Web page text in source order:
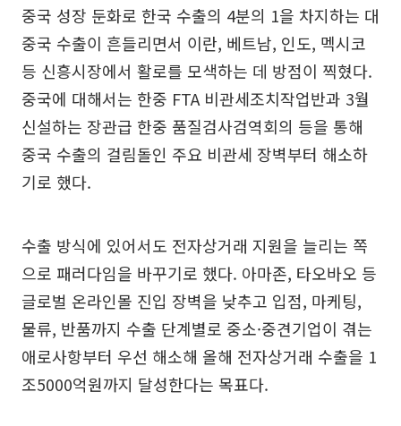
중국 성장 둔화로 한국 수출의 4분의 1을 차지하는 대
중국 수출이 흔들리면서 이란, 베트남, 인도, 멕시코
등 신흥시장에서 활로를 모색하는 데 방점이 찍혔다.
중국에 대해서는 한중 FTA 비관세조치작업반과 3월
신설하는 장관급 한중 품질검사검역회의 등을 통해
중국 수출의 걸림돌인 주요 비관세 장벽부터 해소하
기로 했다.
수출 방식에 있어서도 전자상거래 지원을 늘리는 쪽
으로 패러다임을 바꾸기로 했다. 아마존, 타오바오 등
글로벌 온라인몰 진입 장벽을 낮추고 입점, 마케팅,
물류, 반품까지 수출 단계별로 중소·중견기업이 겪는
애로사항부터 우선 해소해 올해 전자상거래 수출을 1
조5000억원까지 달성한다는 목표다.